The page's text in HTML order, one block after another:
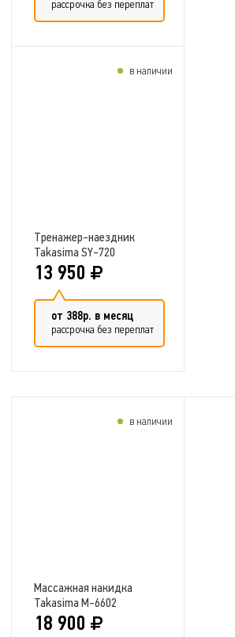
рассрочка без переплат
Тренажер-наездник
Takasima SY-720
13 950
от 388р. в месяц
рассрочка без переплат
в наличии
Массажная накидка
Takasima M-6602
18 900
в наличии